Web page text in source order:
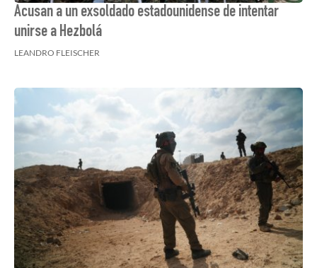
Acusan a un exsoldado estadounidense de intentar
unirse a Hezbolá
LEANDRO FLEISCHER